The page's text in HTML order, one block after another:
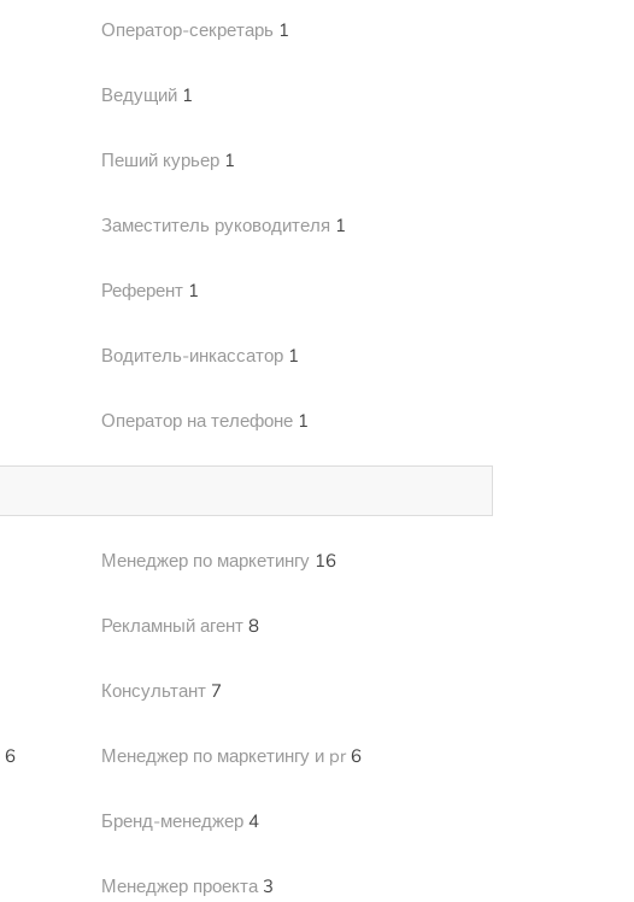
Оператор-секретарь 1
Ведущий 1
Пеший курьер 1
Заместитель руководителя 1
Референт 1
Водитель-инкассатор 1
Оператор на телефоне 1
Менеджер по маркетингу 16
Рекламный агент 8
Консультант 7
6 Менеджер по маркетингу и pr 6
Бренд-менеджер 4
Менеджер проекта 3